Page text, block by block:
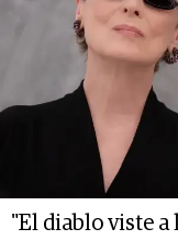
"El diablo viste a